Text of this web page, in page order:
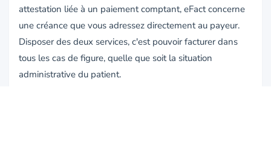
attestation liée à un paiement comptant, eFact concerne
une créance que vous adressez directement au payeur.
Disposer des deux services, c'est pouvoir facturer dans
tous les cas de figure, quelle que soit la situation
administrative du patient.